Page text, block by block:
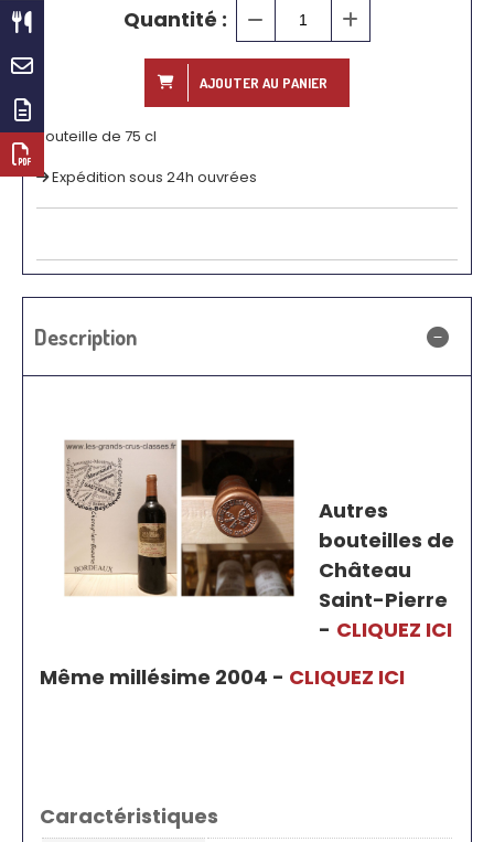
Quantité :
AJOUTER AU PANIER
Bouteille de 75 cl
Expédition sous 24h ouvrées
Description
Autres
bouteilles de
Château
Saint-Pierre
- CLIQUEZ ICI
Même millésime 2004 - CLIQUEZ ICI
Caractéristiques